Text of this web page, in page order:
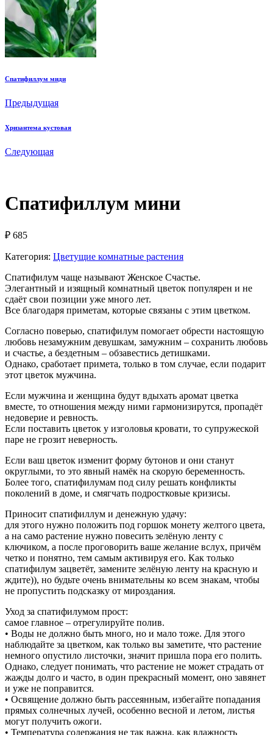
Спатифиллум миди
Предыдущая
Хризантема кустовая
Следующая
Спатифиллум мини
₽ 685
Категория: Цветущие комнатные растения
Спатифилум чаще называют Женское Счастье.
Элегантный и изящный комнатный цветок популярен и не
сдаёт свои позиции уже много лет.
Все благодаря приметам, которые связаны с этим цветком.
Согласно поверью, спатифилум помогает обрести настоящую
любовь незамужним девушкам, замужним – сохранить любовь
и счастье, а бездетным – обзавестись детишками.
Однако, сработает примета, только в том случае, если подарит
этот цветок мужчина.
Если мужчина и женщина будут вдыхать аромат цветка
вместе, то отношения между ними гармонизирутся, пропадёт
недоверие и ревность.
Если поставить цветок у изголовья кровати, то супружеской
паре не грозит неверность.
Если ваш цветок изменит форму бутонов и они станут
округлыми, то это явный намёк на скорую беременность.
Более того, спатифилумам под силу решать конфликты
поколений в доме, и смягчать подростковые кризисы.
Приносит спатифиллум и денежную удачу:
для этого нужно положить под горшок монету желтого цвета,
а на само растение нужно повесить зелёную ленту с
ключиком, а после проговорить ваше желание вслух, причём
четко и понятно, тем самым активируя его. Как только
спатифилум зацветёт, замените зелёную ленту на красную и
ждите)), но будьте очень внимательны ко всем знакам, чтобы
не пропустить подсказку от мироздания.
Уход за спатифилумом прост:
самое главное – отрегулируйте полив.
• Воды не должно быть много, но и мало тоже. Для этого
наблюдайте за цветком, как только вы заметите, что растение
немного опустило листочки, значит пришла пора его полить.
Однако, следует понимать, что растение не может страдать от
жажды долго и часто, в один прекрасный момент, оно завянет
и уже не поправится.
• Освящение должно быть рассеянным, избегайте попадания
прямых солнечных лучей, особенно весной и летом, листья
могут получить ожоги.
• Температура содержания не так важна, как влажность